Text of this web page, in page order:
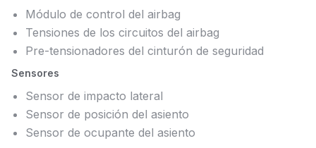
Módulo de control del airbag
Tensiones de los circuitos del airbag
Pre-tensionadores del cinturón de seguridad
Sensores
Sensor de impacto lateral
Sensor de posición del asiento
Sensor de ocupante del asiento